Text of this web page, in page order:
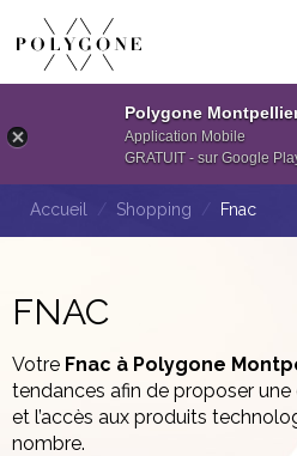
Polygone
Application Mobile
GRATUIT - sur Google
Accueil Shopping Fnac
FNAC
Votre Fnac à Polygone
tendances afin de proposer
et l’accès aux produits
nombre.